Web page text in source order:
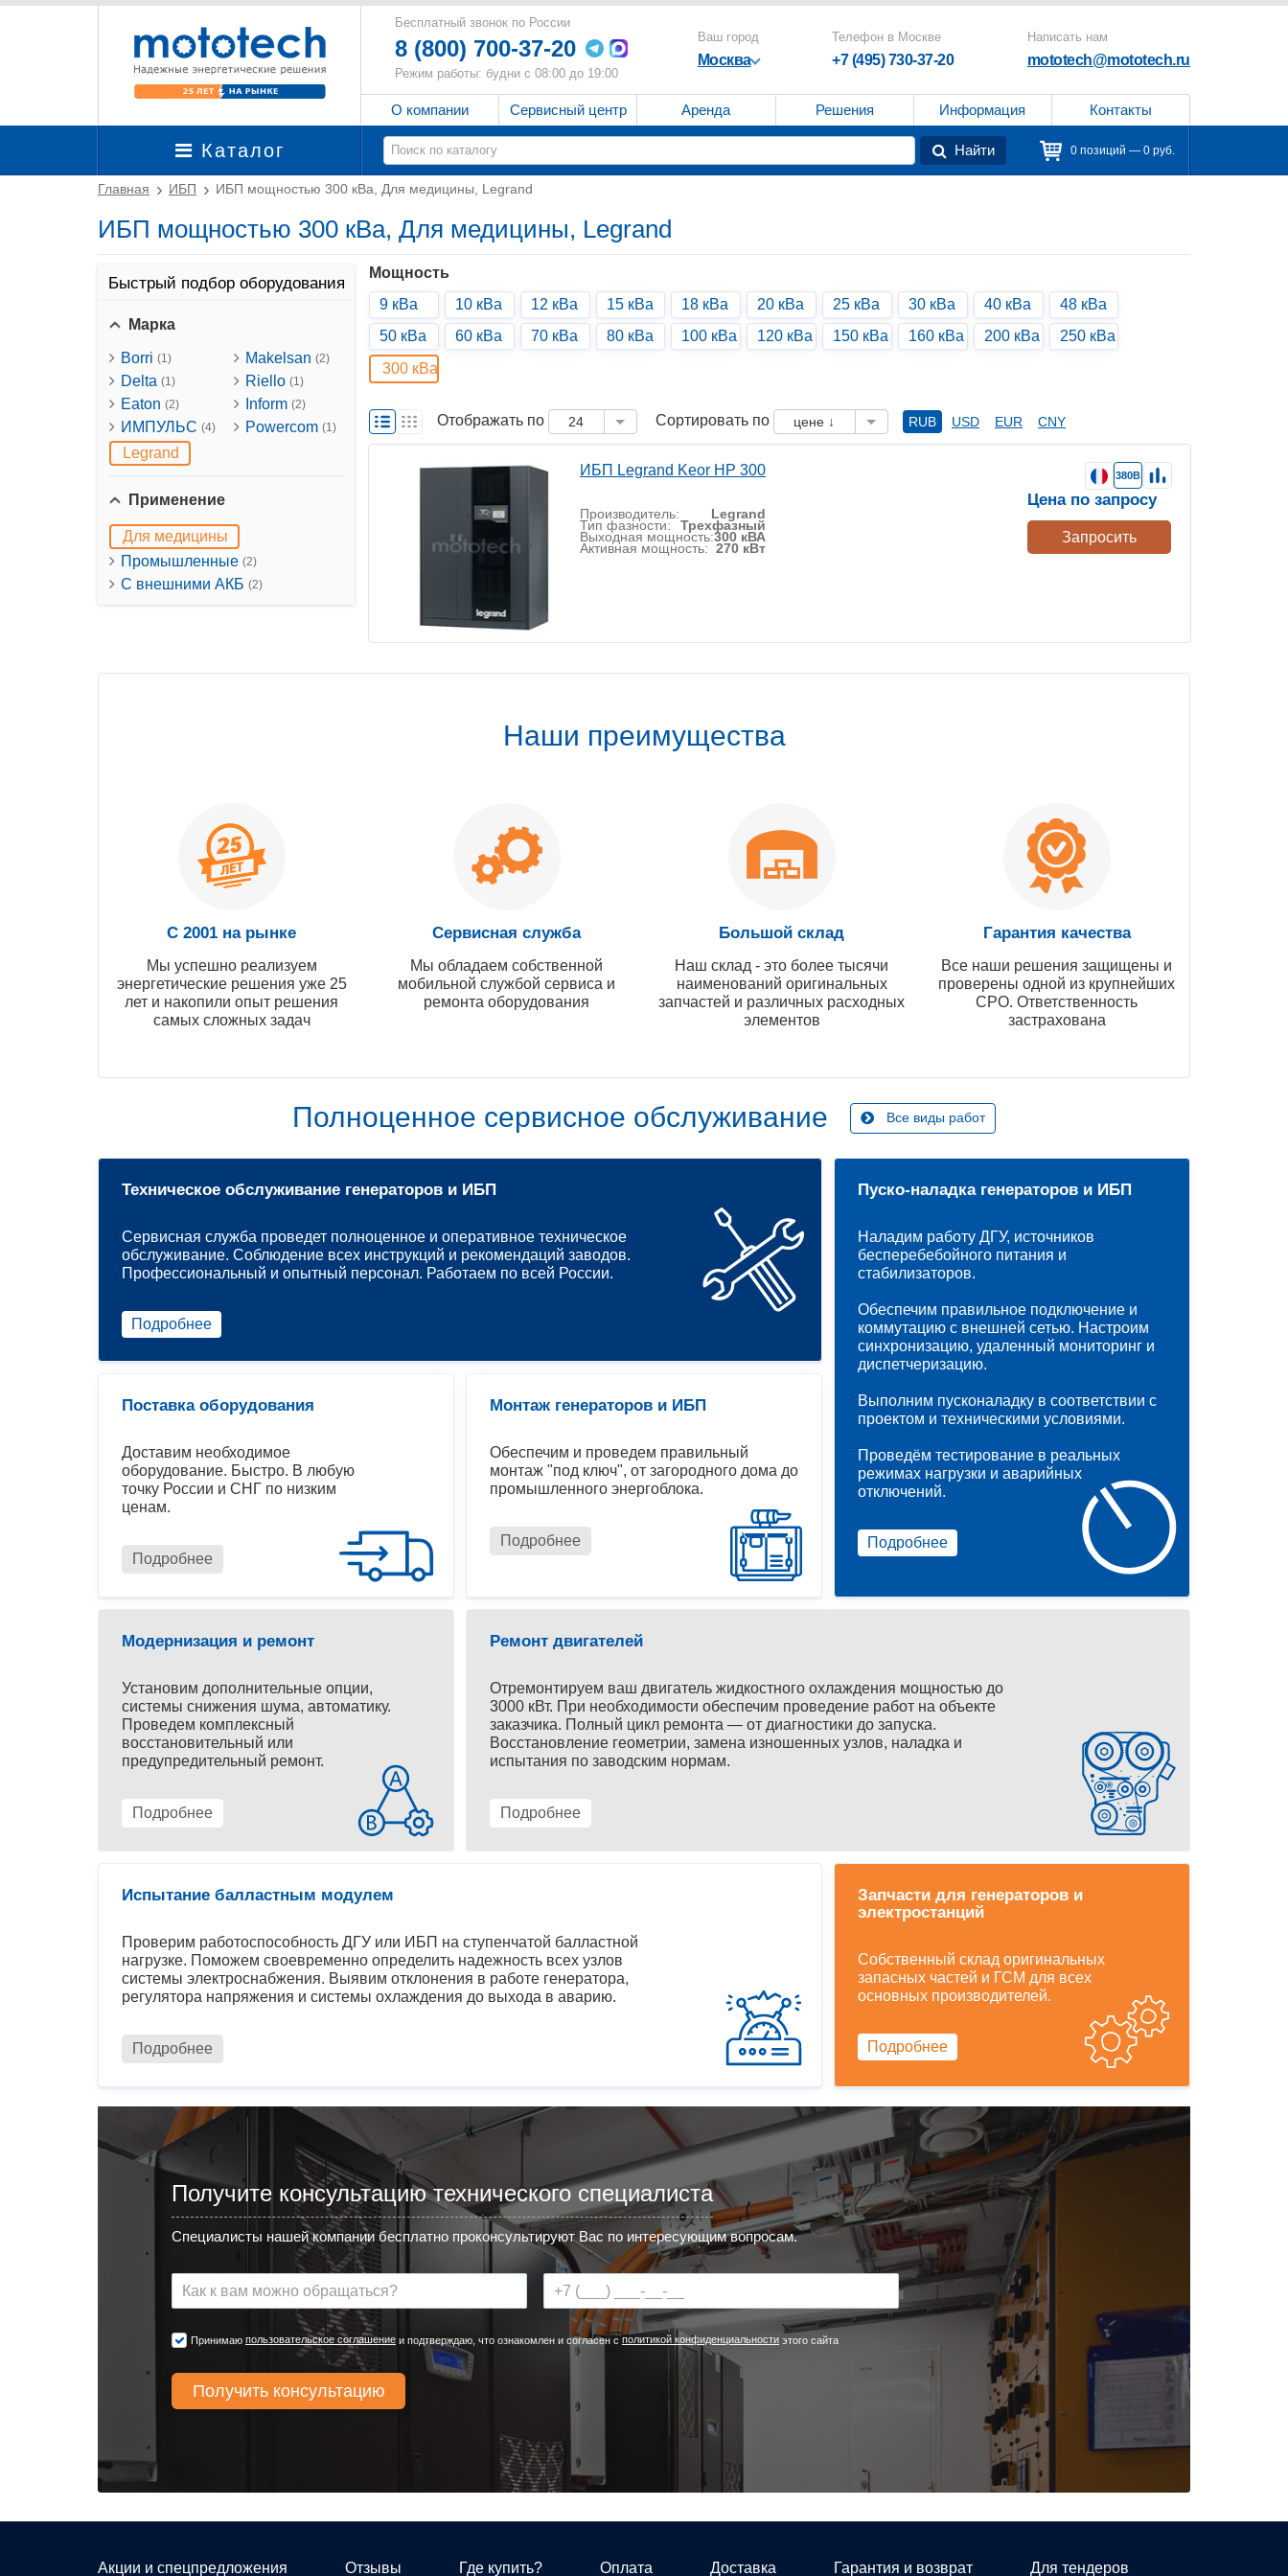
Бесплатный звонок по России
8 (800) 700-37-20
Режим работы: будни с 08:00 до 19:00
Ваш город
Москва
Телефон в Москве
+7 (495) 730-37-20
Написать нам
mototech@mototech.ru
О компании Сервисный центр Аренда Решения Информация Контакты
Каталог Найти 0 позиций — 0 руб.
Главная ИБП ИБП мощностью 300 кВа, Для медицины, Legrand
ИБП мощностью 300 кВа, Для медицины, Legrand
Быстрый подбор оборудования
Марка
Borri (1)
Delta (1)
Eaton (2)
ИМПУЛЬС (4)
Legrand
Makelsan (2)
Riello (1)
Inform (2)
Powercom (1)
Применение
Для медицины
Промышленные (2)
С внешними АКБ (2)
Мощность
9 кВа
10 кВа 12 кВа 15 кВа 18 кВа 20 кВа 25 кВа 30 кВа 40 кВа
48 кВа
50 кВа
60 кВа 70 кВа 80 кВа 100 кВа 120 кВа 150 кВа 160 кВа 200 кВа
250 кВа
300 кВа
Отображать по 24 Сортировать по цене ↓ RUB USD EUR CNY
ИБП Legrand Keor HP 300
Производитель: Legrand
Тип фазности: Трехфазный
Выходная мощность:300 кВА
Активная мощность: 270 кВт
380В
Цена по запросу
Запросить
Наши преимущества
С 2001 на рынке
Мы успешно реализуем
энергетические решения уже 25
лет и накопили опыт решения
самых сложных задач
Сервисная служба
Мы обладаем собственной
мобильной службой сервиса и
ремонта оборудования
Большой склад
Наш склад - это более тысячи
наименований оригинальных
запчастей и различных расходных
элементов
Гарантия качества
Все наши решения защищены и
проверены одной из крупнейших
СРО. Ответственность
застрахована
Полноценное сервисное обслуживание Все виды работ
Техническое обслуживание генераторов и ИБП
Сервисная служба проведет полноценное и оперативное техническое
обслуживание. Соблюдение всех инструкций и рекомендаций заводов.
Профессиональный и опытный персонал. Работаем по всей России.
Подробнее
Поставка оборудования
Доставим необходимое
оборудование. Быстро. В любую
точку России и СНГ по низким
ценам.
Подробнее
Монтаж генераторов и ИБП
Обеспечим и проведем правильный
монтаж "под ключ", от загородного дома до
промышленного энергоблока.
Подробнее
Пуско-наладка генераторов и ИБП
Наладим работу ДГУ, источников
бесперебебойного питания и
стабилизаторов.
Обеспечим правильное подключение и
коммутацию с внешней сетью. Настроим
синхронизацию, удаленный мониторинг и
диспетчеризацию.
Выполним пусконаладку в соответствии с
проектом и техническими условиями.
Проведём тестирование в реальных
режимах нагрузки и аварийных
отключений.
Подробнее
Ремонт двигателей
Отремонтируем ваш двигатель жидкостного охлаждения мощностью до
3000 кВт. При необходимости обеспечим проведение работ на объекте
заказчика. Полный цикл ремонта — от диагностики до запуска.
Восстановление геометрии, замена изношенных узлов, наладка и
испытания по заводским нормам.
Подробнее
Модернизация и ремонт
Установим дополнительные опции,
системы снижения шума, автоматику.
Проведем комплексный
восстановительный или
предупредительный ремонт.
Подробнее
Запчасти для генераторов и
электростанций
Собственный склад оригинальных
запасных частей и ГСМ для всех
основных производителей.
Подробнее
Испытание балластным модулем
Проверим работоспособность ДГУ или ИБП на ступенчатой балластной
нагрузке. Поможем своевременно определить надежность всех узлов
системы электроснабжения. Выявим отклонения в работе генератора,
регулятора напряжения и системы охлаждения до выхода в аварию.
Подробнее
Получите консультацию технического специалиста
Специалисты нашей компании бесплатно проконсультируют Вас по интересующим вопросам.
Принимаю пользовательское соглашение и подтверждаю, что ознакомлен и согласен с политикой конфиденциальности этого сайта
Акции и спецпредложения Отзывы Где купить? Оплата Доставка Гарантия и возврат Для тендеров